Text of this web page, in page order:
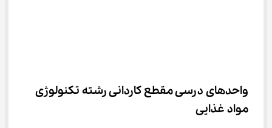
واحدهای درسی مقطع ﻛﺎردانی رشته ﺗﻜﻨﻮﻟﻮژی
ﻣﻮاد ﻏﺬایی